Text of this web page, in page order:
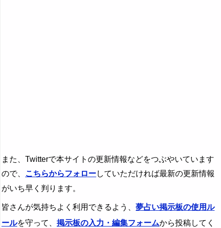
また、Twitterで本サイトの更新情報などをつぶやいています
ので、 こちらからフォローしていただければ最新の更新情報
がいち早く判ります。
皆さんが気持ちよく利用できるよう、 夢占い掲示板の使用ル
ールを守って、 掲示板の入力・編集フォームから投稿してく